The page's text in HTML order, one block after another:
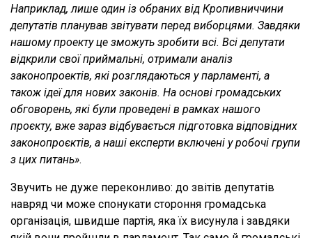
Наприклад, лише один із обраних від Кропивниччини
депутатів планував звітувати перед виборцями. Завдяки
нашому проекту це зможуть зробити всі. Всі депутати
відкрили свої приймальні, отримали аналіз
законопроектів, які розглядаються у парламенті, а
також ідеї для нових законів. На основі громадських
обговорень, які були проведені в рамках нашого
проєкту, вже зараз відбувається підготовка відповідних
законопроєктів, а наші експерти включені у робочі групи
з цих питань».
Звучить не дуже переконливо: до звітів депутатів
навряд чи може спонукати стороння громадська
організація, швидше партія, яка їх висунула і завдяки